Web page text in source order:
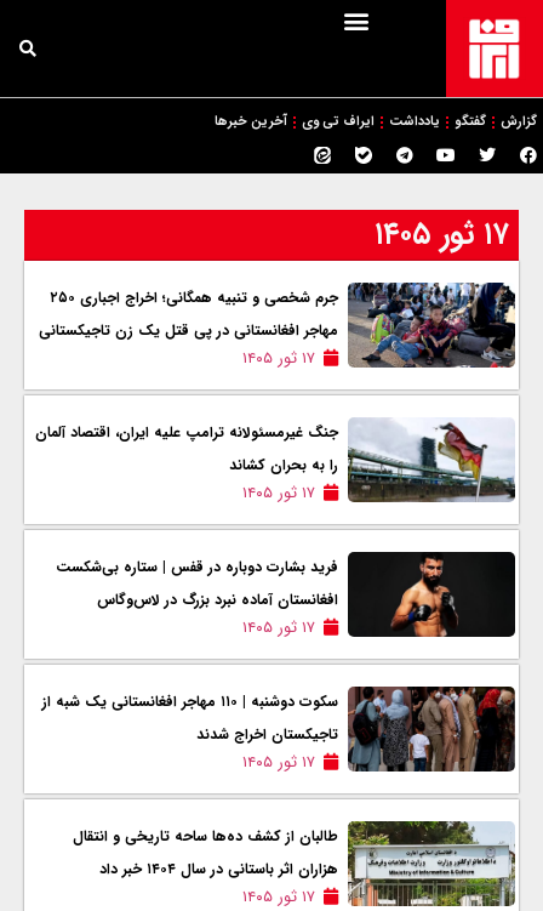
گزارش گفتگو یادداشت ایراف تی وی آخرین خبرها
۱۷ ثور ۱۴۰۵
جرم شخصی و تنبیه همگانی؛ اخراج اجباری ۲۵۰
مهاجر افغانستانی در پی قتل یک زن تاجیکستانی
۱۷ ثور ۱۴۰۵
جنگ غیرمسئولانه ترامپ علیه ایران، اقتصاد آلمان
را به بحران کشاند
۱۷ ثور ۱۴۰۵
فرید بشارت دوباره در قفس | ستاره بی‌شکست
افغانستان آماده نبرد بزرگ در لاس‌وگاس
۱۷ ثور ۱۴۰۵
سکوت دوشنبه | ۱۱۰ مهاجر افغانستانی یک شبه از
تاجیکستان اخراج شدند
۱۷ ثور ۱۴۰۵
طالبان از کشف ده‌ها ساحه تاریخی و انتقال
هزاران اثر باستانی در سال ۱۴۰۴ خبر داد
۱۷ ثور ۱۴۰۵